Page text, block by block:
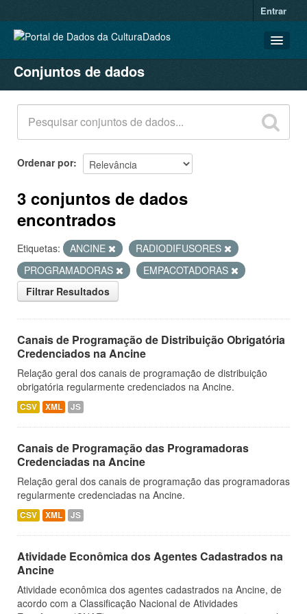
Entrar
CONJUNTOS DE DADOS
ORGANIZAÇÕES
GRUPOS
SOBRE
Conjuntos de dados
Ordenar por
3 conjuntos de dados
encontrados
Etiquetas: ANCINE
RADIODIFUSORES
PROGRAMADORAS
EMPACOTADORAS
Filtrar Resultados
Canais de Programação de Distribuição Obrigatória
Credenciados na Ancine
Relação geral dos canais de programação de distribuição
obrigatória regularmente credenciados na Ancine.
CSV XML JS
Canais de Programação das Programadoras
Credenciadas na Ancine
Relação geral dos canais de programação das programadoras
regularmente credenciadas na Ancine.
CSV XML JS
Atividade Econômica dos Agentes Cadastrados na
Ancine
Atividade econômica dos agentes cadastrados na Ancine, de
acordo com a Classificação Nacional de Atividades